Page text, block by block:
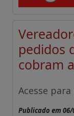
pedidos
cobram
Acesse
Publicado em 06/